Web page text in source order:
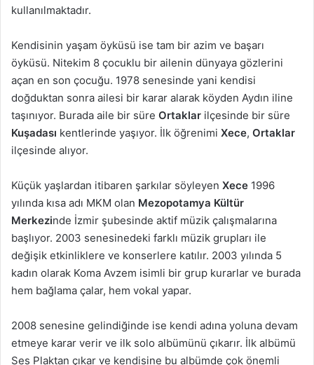
kullanılmaktadır.
Kendisinin yaşam öyküsü ise tam bir azim ve başarı
öyküsü. Nitekim 8 çocuklu bir ailenin dünyaya gözlerini
açan en son çocuğu. 1978 senesinde yani kendisi
doğduktan sonra ailesi bir karar alarak köyden Aydın iline
taşınıyor. Burada aile bir süre Ortaklar ilçesinde bir süre
Kuşadası kentlerinde yaşıyor. İlk öğrenimi Xece, Ortaklar
ilçesinde alıyor.
Küçük yaşlardan itibaren şarkılar söyleyen Xece 1996
yılında kısa adı MKM olan Mezopotamya Kültür
Merkezinde İzmir şubesinde aktif müzik çalışmalarına
başlıyor. 2003 senesinedeki farklı müzik grupları ile
değişik etkinliklere ve konserlere katılır. 2003 yılında 5
kadın olarak Koma Avzem isimli bir grup kurarlar ve burada
hem bağlama çalar, hem vokal yapar.
2008 senesine gelindiğinde ise kendi adına yoluna devam
etmeye karar verir ve ilk solo albümünü çıkarır. İlk albümü
Ses Plaktan çıkar ve kendisine bu albümde çok önemli